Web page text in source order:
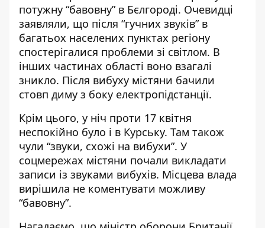
потужну “бавовну” в Бєлгороді. Очевидці
заявляли, що після “гучних звуків” в
багатьох населених пунктах регіону
спостерігалися проблеми зі світлом. В
інших частинах області воно взагалі
зникло. Після вибуху містяни бачили
стовп диму з боку електропідстанції.
Крім цього, у ніч проти 17 квітня
неспокійно було і в Курську. Там також
чули “звуки, схожі на вибухи”. У
соцмережах містяни почали викладати
записи із звуками вибухів. Місцева влада
вирішила не коментувати можливу
“бавовну”.